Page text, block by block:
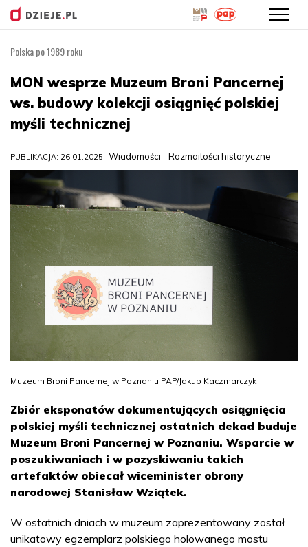
treści
Polska po 1989 roku
MON wesprze Muzeum Broni Pancernej
ws. budowy kolekcji osiągnięć polskiej
myśli technicznej
PUBLIKACJA: 26.01.2025 Wiadomości, Rozmaitości historyczne
Muzeum Broni Pancernej w Poznaniu PAP/Jakub Kaczmarczyk
Zbiór eksponatów dokumentujących osiągnięcia
polskiej myśli technicznej ostatnich dekad buduje
Muzeum Broni Pancernej w Poznaniu. Wsparcie w
poszukiwaniach i w pozyskiwaniu takich
artefaktów obiecał wiceminister obrony
narodowej Stanisław Wziątek.
W ostatnich dniach w muzeum zaprezentowany został
unikatowy egzemplarz polskiego holowanego mostu